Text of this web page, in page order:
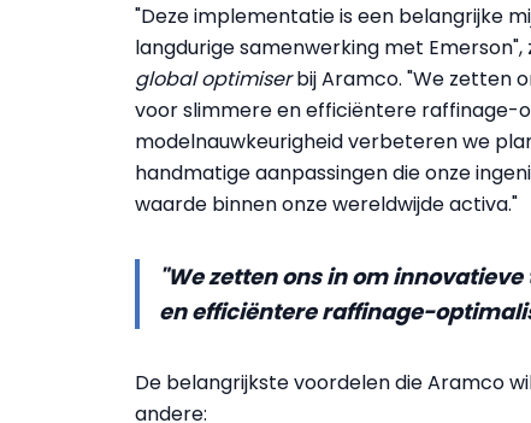
"Deze implementatie is een belangrijke
langdurige samenwerking met
global optimiserbij Aramco. "We zetten
voor slimmere en efficiëntere raffinage-
modelnauwkeurigheid verbeteren we
handmatige aanpassingen die onze
waarde binnen onze wereldwijde activa."
"We zetten ons in om
en efficiëntere raffinage-
De belangrijkste voordelen die Aramco
andere: